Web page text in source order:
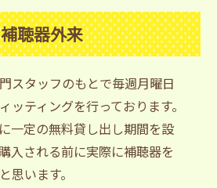
補聴器外来
スタッフのもとで毎週月曜日
ッティングを行っております。
一定の無料貸し出し期間を設
入される前に実際に補聴器を
思います。